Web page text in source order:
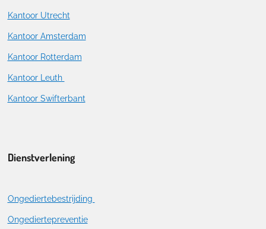
Kantoor Utrecht
Kantoor Amsterdam
Kantoor Rotterdam
Kantoor Leuth
Kantoor Swifterbant
Dienstverlening
Ongediertebestrijding
Ongediertepreventie